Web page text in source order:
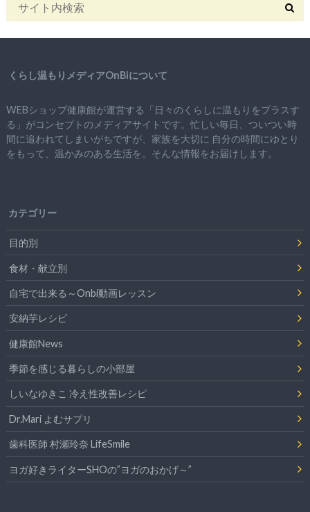
くらし温もりメディアOnBiについて
WEBショップ健康館が運営する「日々のくらしに温もりをプラスす
る」がコンセプトのメディアサイトです。忙しい毎日、ついつい時
間に追われてしまいがちですが、 家族を大切に 自分の時間にゆとり
をもって、 温かみのある生活を。そんな情報をお届けします。
カテゴリー
目的別
食材・献立別
自宅で出来る～Onbi動画レッスン
安納芋レシピ
健康館News
季節を感じる暮らしの小部屋
しいなゆきこ 冷え性改善レシピ
Dr.Mari よむサプリ
歯科医師 村瀬玲奈 LifeSmile
ヨガ好きライターSHOの”ヨガのおかげ～”